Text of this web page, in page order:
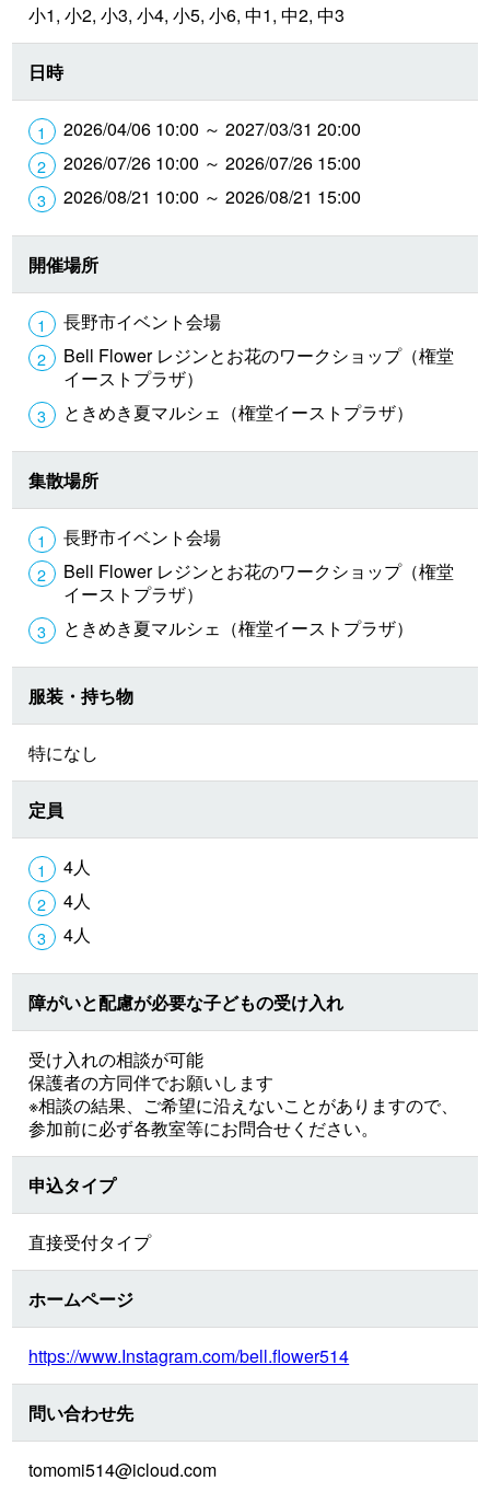
小1, 小2, 小3, 小4, 小5, 小6, 中1, 中2, 中3
日時
2026/04/06 10:00 ～ 2027/03/31 20:00
2026/07/26 10:00 ～ 2026/07/26 15:00
2026/08/21 10:00 ～ 2026/08/21 15:00
開催場所
長野市イベント会場
Bell Flower レジンとお花のワークショップ（権堂
イーストプラザ）
ときめき夏マルシェ（権堂イーストプラザ）
集散場所
長野市イベント会場
Bell Flower レジンとお花のワークショップ（権堂
イーストプラザ）
ときめき夏マルシェ（権堂イーストプラザ）
服装・持ち物
特になし
定員
4人
4人
4人
障がいと配慮が必要な子どもの受け入れ
受け入れの相談が可能
保護者の方同伴でお願いします
※相談の結果、ご希望に沿えないことがありますので、
参加前に必ず各教室等にお問合せください。
申込タイプ
直接受付タイプ
ホームページ
https://www.Instagram.com/bell.flower514
問い合わせ先
tomomi514@icloud.com